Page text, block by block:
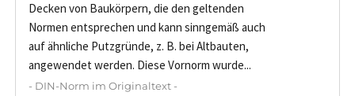
Decken von Baukörpern, die den geltenden
Normen entsprechen und kann sinngemäß auch
auf ähnliche Putzgründe, z. B. bei Altbauten,
angewendet werden. Diese Vornorm wurde...
- DIN-Norm im Originaltext -